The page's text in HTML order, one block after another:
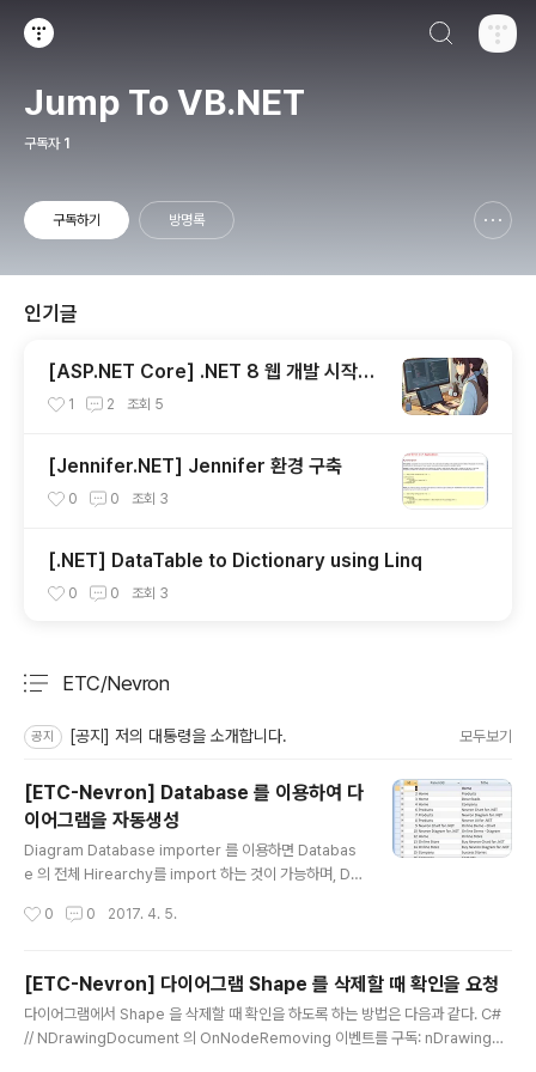
Jump To VB.NET
구독자 1
구독하기 방명록
인기글
[ASP.NET Core] .NET 8 웹 개발 시작하
기: Visual Studio 2022 & VS Code로
1 2 조회 5
[Jennifer.NET] Jennifer 환경 구축
0 0 조회 3
[.NET] DataTable to Dictionary using Linq
0 0 조회 3
ETC/Nevron
공지 [공지] 저의 대통령을 소개합니다. 모두보기
[ETC-Nevron] Database 를 이용하여 다
이어그램을 자동생성
Diagram Database importer 를 이용하면 Databas
e 의 전체 Hirearchy를 import 하는 것이 가능하며, Dat
evron Diagram 은 Table 형태의 데이터 Source 로부
aView, OleDbDataAdapter, SqlDataAdapter, Od
bcDataAdapter, OleDbCommand, SqlCommand,
OdbcCommand 등, 각 data Source 별로 지원한다.
0 0 2017. 4. 5.
[ETC-Nevron] 다이어그램 Shape 를 삭제할 때 확인을 요청
다이어그램에서 Shape 을 삭제할 때 확인을 하도록 하는 방법은 다음과 같다. C#
// NDrawingDocument 의 OnNodeRemoving 이벤트를 구독: nDrawingDo